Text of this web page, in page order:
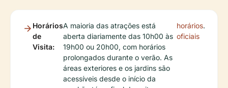
Horários
de
Visita:
A maioria das atrações está
aberta diariamente das 10h00 às
19h00 ou 20h00, com horários
prolongados durante o verão. As
áreas exteriores e os jardins são
acessíveis desde o início da
horários
oficiais
.